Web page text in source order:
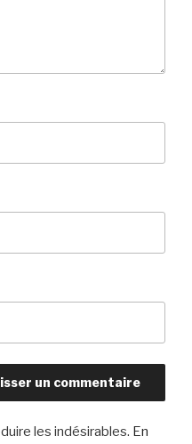
les indésirables. En